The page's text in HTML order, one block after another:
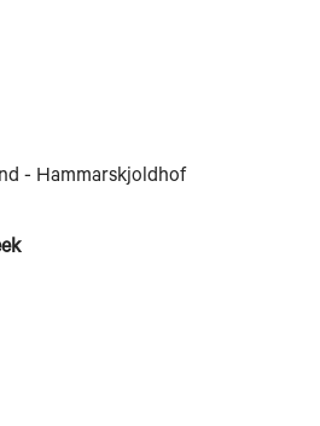
- Hammarskjoldhof